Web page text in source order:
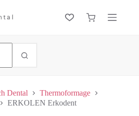
Dental
Thermoformage
ERKOLEN Erkodent